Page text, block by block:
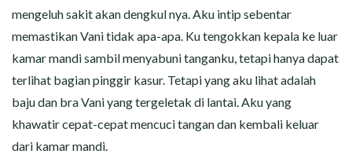
mengeluh sakit akan dengkul nya. Aku intip sebentar
memastikan Vani tidak apa-apa. Ku tengokkan kepala ke luar
kamar mandi sambil menyabuni tanganku, tetapi hanya dapat
terlihat bagian pinggir kasur. Tetapi yang aku lihat adalah
baju dan bra Vani yang tergeletak di lantai. Aku yang
khawatir cepat-cepat mencuci tangan dan kembali keluar
dari kamar mandi.